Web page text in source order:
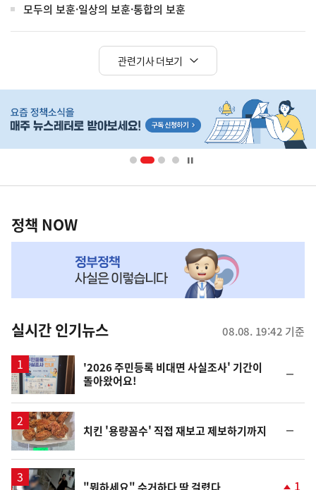
모두의 보훈·일상의 보훈·통합의 보훈
관련기사 더보기
단
영
책
NOW,
뉴
스
정책 NOW
실시간 인기뉴스 08.08. 19:42 기준
'2026 주민등록 비대면 사실조사' 기간이
돌아왔어요!
일
치킨 '용량꼼수' 직접 재보고 제보하기까지
일
영
1